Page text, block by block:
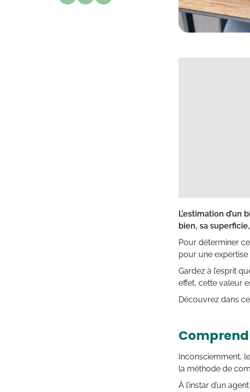
L’estimation
bien, sa
Pour déterminer
pour une expertise
Gardez à l’esprit
effet, cette valeur
Découvrez dans
Inconsciemment,
la méthode de
À l’instar d’un